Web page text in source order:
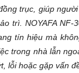
trục, giúp
trì. NOYAFA NF-
tín hiệu mà
trong nhà lẫn
lỗi hoặc gặp vấn